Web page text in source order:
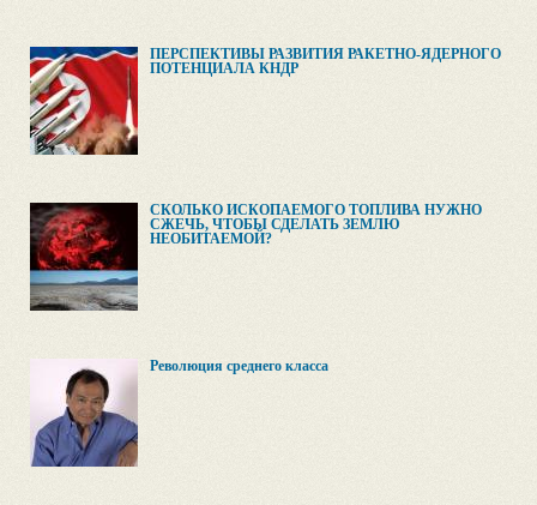
ПЕРСПЕКТИВЫ РАЗВИТИЯ РАКЕТНО-ЯДЕРНОГО
ПОТЕНЦИАЛА КНДР
СКОЛЬКО ИСКОПАЕМОГО ТОПЛИВА НУЖНО
СЖЕЧЬ, ЧТОБЫ СДЕЛАТЬ ЗЕМЛЮ
НЕОБИТАЕМОЙ?
Революция среднего класса